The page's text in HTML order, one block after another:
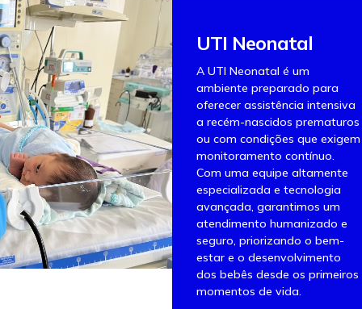
UTI Neonatal
A UTI Neonatal é um
ambiente preparado para
oferecer assistência intensiva
a recém-nascidos prematuros
ou com condições que exigem
monitoramento contínuo.
Com uma equipe altamente
especializada e tecnologia
avançada, garantimos um
atendimento humanizado e
seguro, priorizando o bem-
estar e o desenvolvimento
dos bebês desde os primeiros
momentos de vida.